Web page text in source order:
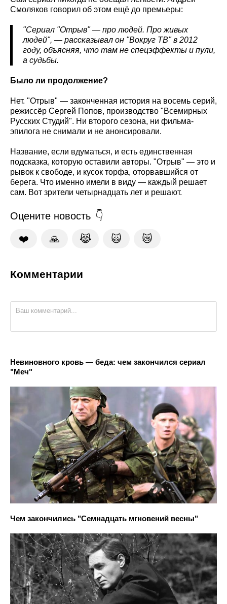
Смоляков говорил об этом ещё до премьеры:
"Сериал "Отрыв" — про людей. Про живых
людей", — рассказывал он "Вокруг ТВ" в 2012
году, объясняя, что там не спецэффекты и пули,
а судьбы.
Было ли продолжение?
Нет. "Отрыв" — законченная история на восемь серий,
режиссёр Сергей Попов, производство "Всемирных
Русских Студий". Ни второго сезона, ни фильма-
эпилога не снимали и не анонсировали.
Название, если вдуматься, и есть единственная
подсказка, которую оставили авторы. "Отрыв" — это и
рывок к свободе, и кусок торфа, оторвавшийся от
берега. Что именно имели в виду — каждый решает
сам. Вот зрители четырнадцать лет и решают.
Оцените новость
❤️ 🙏 😹 🙀 😿
Комментарии
Невиновного кровь — беда: чем закончился сериал
"Меч"
Чем закончились "Семнадцать мгновений весны"